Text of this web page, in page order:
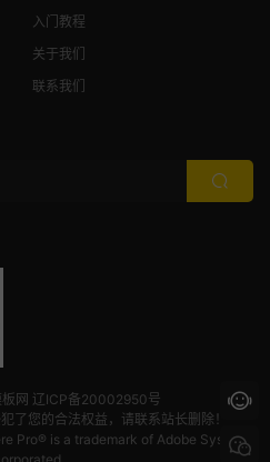
入门教程
关于我们
联系我们
网 辽ICP备20002950号
了您的合法权益，请联系站长删除！
Pro® is a trademark of Adobe Systems